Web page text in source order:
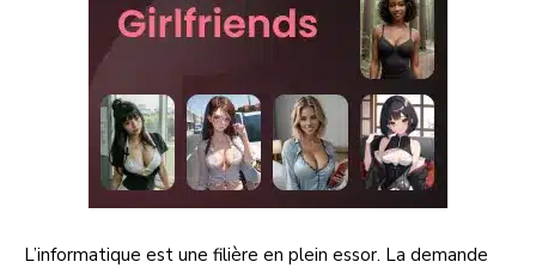
L’informatique est une filière en plein essor. La demande